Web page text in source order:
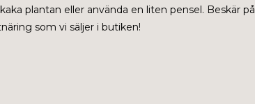
plantan eller använda en liten pensel. Beskär på
som vi säljer i butiken!